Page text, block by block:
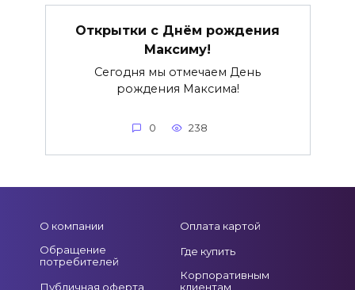
Открытки с Днём рождения
Максиму!
Сегодня мы отмечаем День
рождения Максима!
0 238
О компании
Обращение
потребителей
Публичная оферта
Оплата картой
Где купить
Корпоративным
клиентам